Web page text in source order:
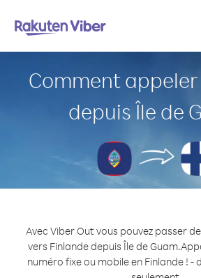
Comment
depuis Île de
Avec Viber Out vous pouvez passer
vers Finlande depuis Île de Guam.
numéro fixe ou mobile en Finlande ! -